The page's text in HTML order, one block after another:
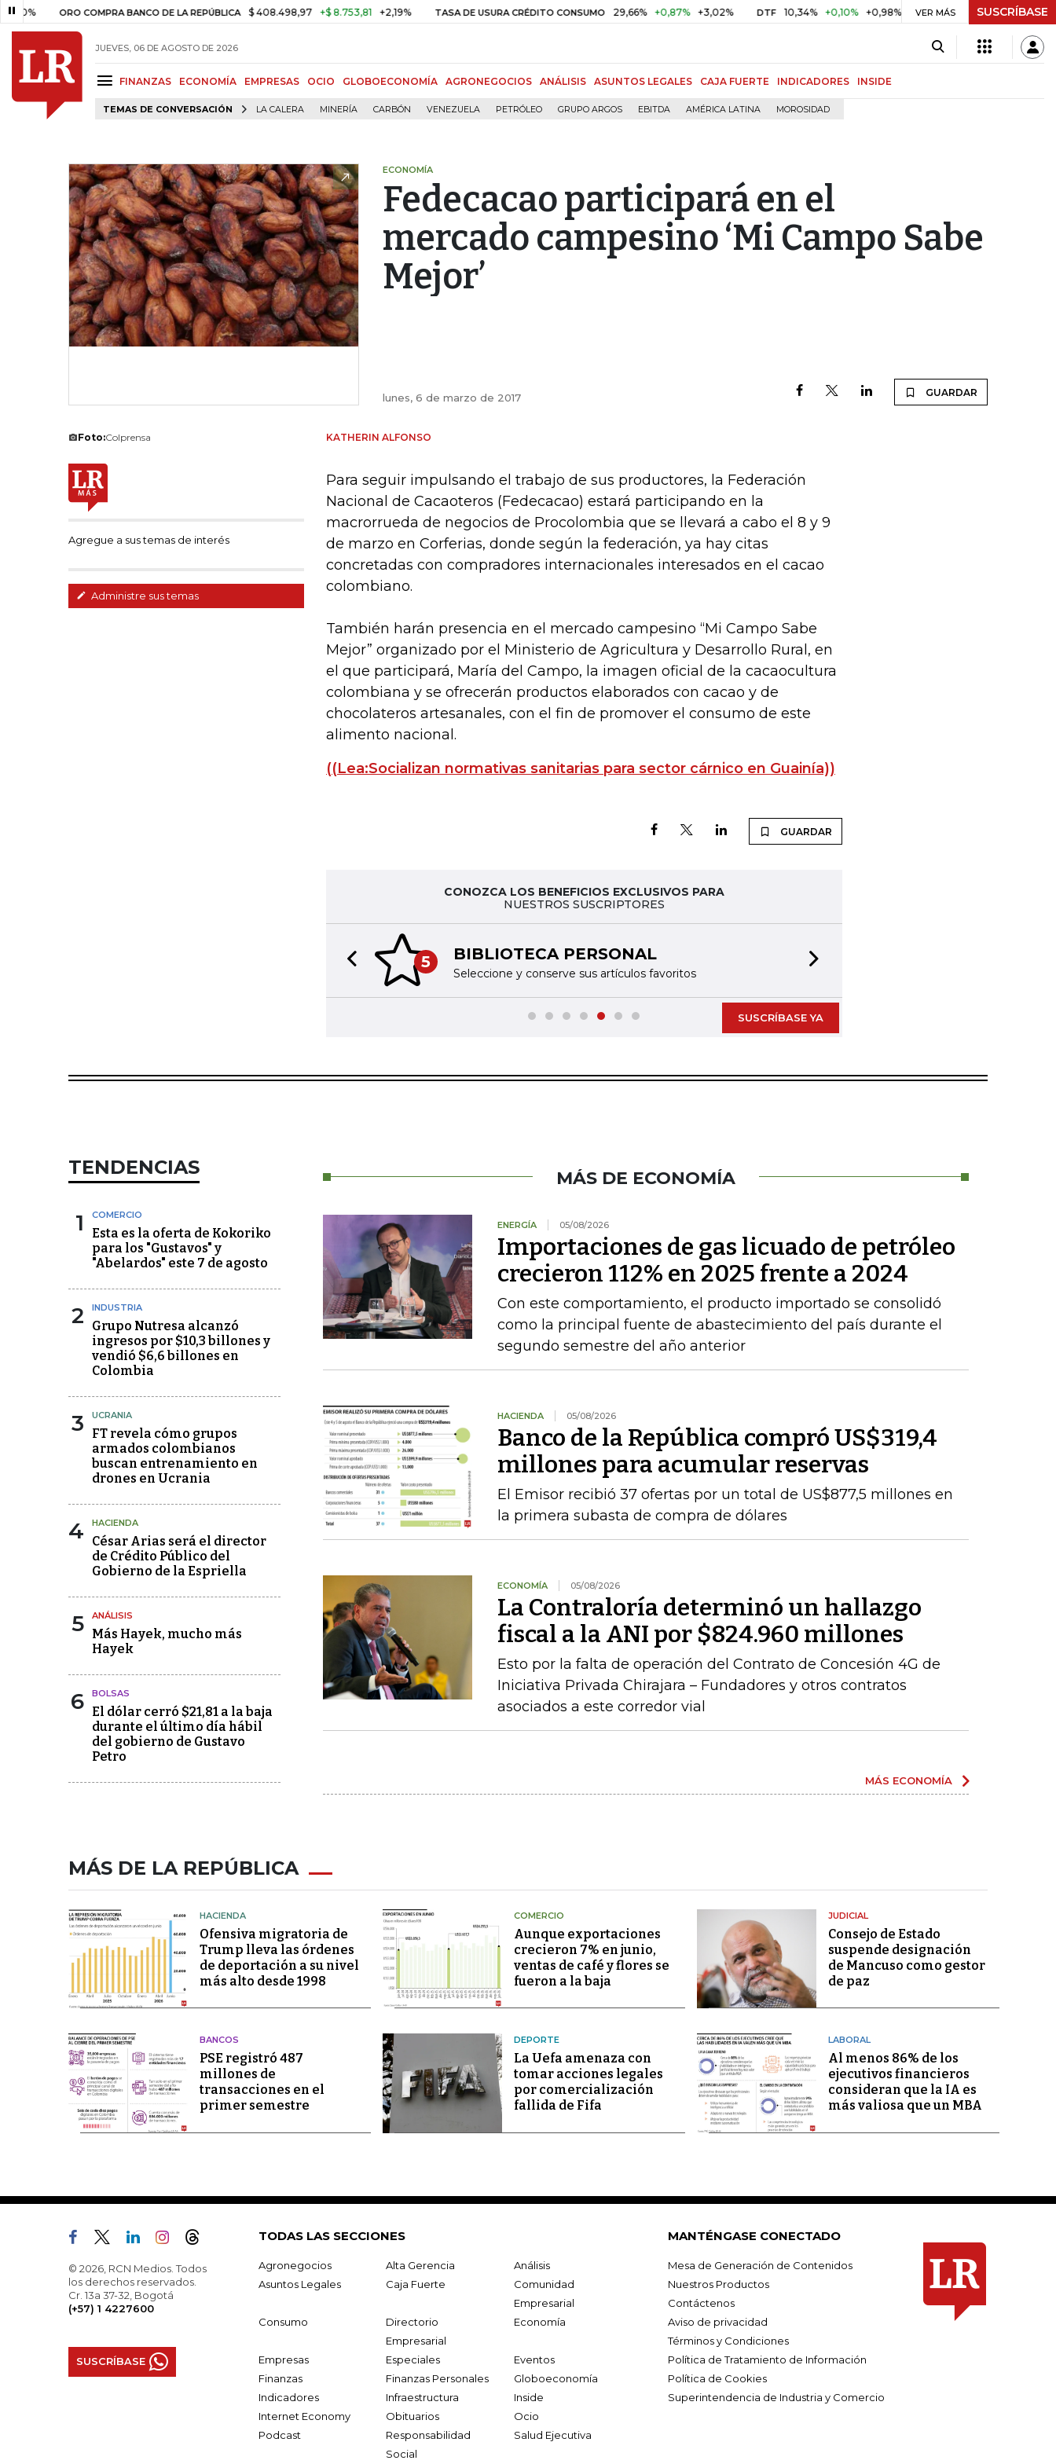
ORO COMPRA BANCO DE LA REPÚBLICA $ 408.498,97 +$ 8.753,81 +2,19% TASA DE USURA CRÉDITO CONSUMO 29,66% +0,87% +3,02% DTF 10,34% +0,10% +0,98% UVR $ 416,86 +$ 0,05 +0,01%
VER MÁS SUSCRÍBASE
JUEVES, 06 DE AGOSTO DE 2026
FINANZAS ECONOMÍA EMPRESAS OCIO GLOBOECONOMÍA AGRONEGOCIOS ANÁLISIS ASUNTOS LEGALES CAJA FUERTE INDICADORES INSIDE
TEMAS DE CONVERSACIÓN LA CALERA MINERÍA CARBÓN VENEZUELA PETRÓLEO GRUPO ARGOS EBITDA AMÉRICA LATINA MOROSIDAD
ECONOMÍA
Fedecacao participará en el
mercado campesino ‘Mi Campo Sabe
Mejor’
lunes, 6 de marzo de 2017 GUARDAR
Foto:Colprensa
Agregue a sus temas de interés
Administre sus temas
KATHERIN ALFONSO
Para seguir impulsando el trabajo de sus productores, la Federación
Nacional de Cacaoteros (Fedecacao) estará participando en la
macrorrueda de negocios de Procolombia que se llevará a cabo el 8 y 9
de marzo en Corferias, donde según la federación, ya hay citas
concretadas con compradores internacionales interesados en el cacao
colombiano.
También harán presencia en el mercado campesino “Mi Campo Sabe
Mejor” organizado por el Ministerio de Agricultura y Desarrollo Rural, en
el que participará, María del Campo, la imagen oficial de la cacaocultura
colombiana y se ofrecerán productos elaborados con cacao y de
chocolateros artesanales, con el fin de promover el consumo de este
alimento nacional.
((Lea:Socializan normativas sanitarias para sector cárnico en Guainía))
GUARDAR
CONOZCA LOS BENEFICIOS EXCLUSIVOS PARA
NUESTROS SUSCRIPTORES
5 BIBLIOTECA PERSONAL
Seleccione y conserve sus artículos favoritos
Previous slide
SUSCRÍBASE YA
TENDENCIAS
1 COMERCIO
Esta es la oferta de Kokoriko
para los "Gustavos" y
"Abelardos" este 7 de agosto
2 INDUSTRIA
Grupo Nutresa alcanzó
ingresos por $10,3 billones y
vendió $6,6 billones en
Colombia
3 UCRANIA
FT revela cómo grupos
armados colombianos
buscan entrenamiento en
drones en Ucrania
4 HACIENDA
César Arias será el director
de Crédito Público del
Gobierno de la Espriella
5 ANÁLISIS
Más Hayek, mucho más
Hayek
6 BOLSAS
El dólar cerró $21,81 a la baja
durante el último día hábil
del gobierno de Gustavo
Petro
MÁS DE ECONOMÍA
ENERGÍA 05/08/2026
Importaciones de gas licuado de petróleo
crecieron 112% en 2025 frente a 2024
Con este comportamiento, el producto importado se consolidó
como la principal fuente de abastecimiento del país durante el
segundo semestre del año anterior
HACIENDA 05/08/2026
Banco de la República compró US$319,4
millones para acumular reservas
El Emisor recibió 37 ofertas por un total de US$877,5 millones en
la primera subasta de compra de dólares
ECONOMÍA 05/08/2026
La Contraloría determinó un hallazgo
fiscal a la ANI por $824.960 millones
Esto por la falta de operación del Contrato de Concesión 4G de
Iniciativa Privada Chirajara – Fundadores y otros contratos
asociados a este corredor vial
MÁS ECONOMÍA
MÁS DE LA REPÚBLICA
HACIENDA
Ofensiva migratoria de
Trump lleva las órdenes
de deportación a su nivel
más alto desde 1998
COMERCIO
Aunque exportaciones
crecieron 7% en junio,
ventas de café y flores se
fueron a la baja
JUDICIAL
Consejo de Estado
suspende designación
de Mancuso como gestor
de paz
BANCOS
PSE registró 487
millones de
transacciones en el
primer semestre
DEPORTE
La Uefa amenaza con
tomar acciones legales
por comercialización
fallida de Fifa
LABORAL
Al menos 86% de los
ejecutivos financieros
consideran que la IA es
más valiosa que un MBA
© 2026, RCN Medios. Todos
los derechos reservados.
Cr. 13a 37-32, Bogotá
(+57) 1 4227600
SUSCRÍBASE
TODAS LAS SECCIONES
Agronegocios Alta Gerencia
Análisis
Asuntos Legales
Caja Fuerte
Comunidad
Empresarial
Consumo
Directorio
Empresarial
Economía
Empresas Especiales
Eventos
Finanzas
Finanzas Personales
Globoeconomía
Indicadores
Infraestructura
Inside
Internet Economy
Obituarios
Ocio
Podcast
Responsabilidad
Social
Salud Ejecutiva
MANTÉNGASE CONECTADO
Mesa de Generación de Contenidos
Nuestros Productos
Contáctenos
Aviso de privacidad
Términos y Condiciones
Política de Tratamiento de Información
Política de Cookies
Superintendencia de Industria y Comercio